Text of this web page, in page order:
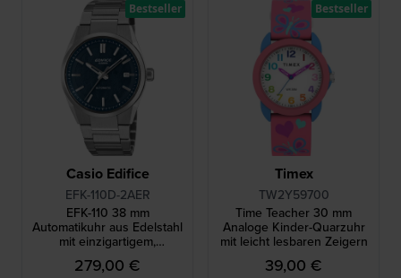
Casio Edifice
EFK-110D-2AER
EFK-110 38 mm
Automatikuhr aus Edelstahl
mit einzigartigem,
strukturiertem Zifferblatt
279,00 €
Bestseller
Timex
TW2Y59700
Time Teacher 30 mm
Analoge Kinder-Quarzuhr
mit leicht lesbaren Zeigern
39,00 €
Bestseller